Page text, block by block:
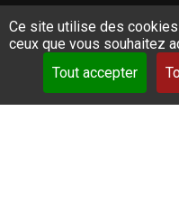
Ce site utilise des
ceux que vous souhaitez
Tout accepter